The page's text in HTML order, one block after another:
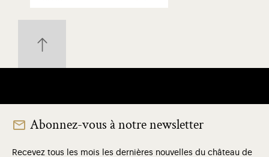
Abonnez-vous à notre newsletter
Recevez tous les mois les dernières nouvelles du château de